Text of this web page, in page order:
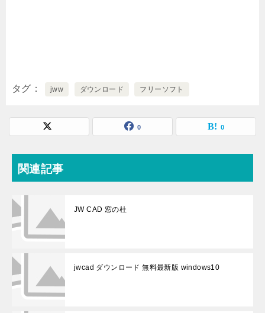
タグ jww ダウンロード フリーソフト
0 0
関連記事
JW CAD 窓の杜
jwcad ダウンロード 無料最新版 windows10